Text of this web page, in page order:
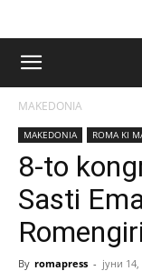
MAKEDONIA
MAKEDONIA ROMA KI
8-to
Sasti
By romapress - јуни